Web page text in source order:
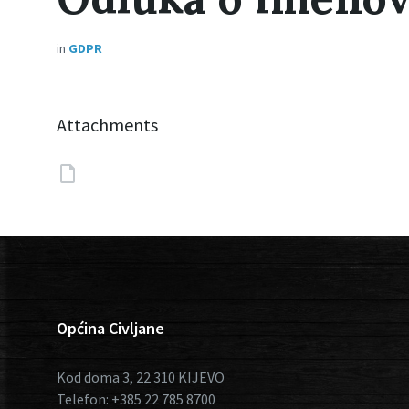
in GDPR
Attachments
Općina Civljane
Kod doma 3, 22 310 KIJEVO
Telefon: +385 22 785 8700